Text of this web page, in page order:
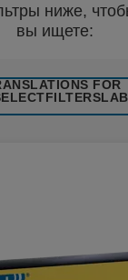
ниже,
вы ищете:
FOR